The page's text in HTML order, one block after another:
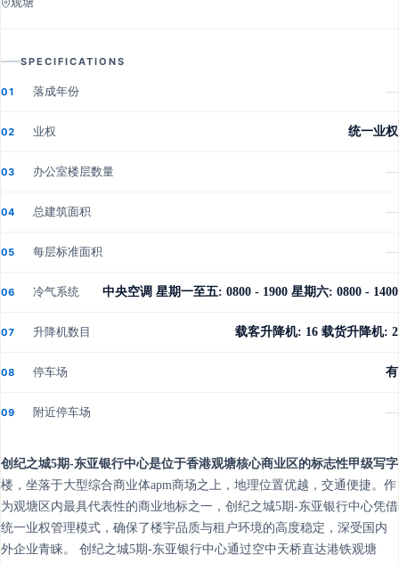
观塘
SPECIFICATIONS
01 落成年份 —
02 业权 统一业权
03 办公室楼层数量 —
04 总建筑面积 —
05 每层标准面积 —
06 冷气系统 中央空调 星期一至五: 0800 - 1900 星期六: 0800 - 1400
07 升降机数目 载客升降机: 16 载货升降机: 2
08 停车场 有
09 附近停车场 —
创纪之城5期-东亚银行中心是位于香港观塘核心商业区的标志性甲级写字
楼，坐落于大型综合商业体apm商场之上，地理位置优越，交通便捷。作
为观塘区内最具代表性的商业地标之一，创纪之城5期-东亚银行中心凭借
统一业权管理模式，确保了楼宇品质与租户环境的高度稳定，深受国内
外企业青睐。 创纪之城5期-东亚银行中心通过空中天桥直达港铁观塘